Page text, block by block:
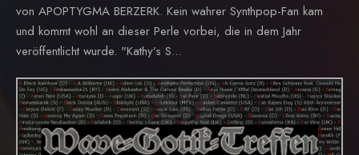
von APOPTYGMA BERZERK. Kein wahrer Synthpop-Fan kam
und kommt wohl an dieser Perle vorbei, die in dem Jahr
veröffentlicht wurde. "Kathy’s S...